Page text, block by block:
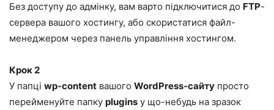
Без доступу до адмінку, вам варто підключитися до FTP-
сервера вашого хостингу, або скористатися файл-
менеджером через панель управління хостингом.
Крок 2
У папці wp-content вашого WordPress-сайту просто
перейменуйте папку plugins у що-небудь на зразок